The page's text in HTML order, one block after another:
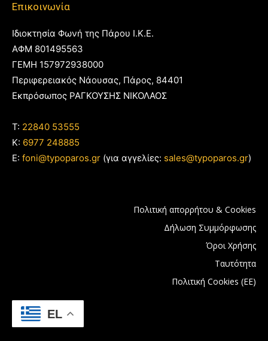
Επικοινωνία
Ιδιοκτησία Φωνή της Πάρου Ι.Κ.Ε.
ΑΦΜ 801495563
ΓΕΜΗ 157972938000
Περιφερειακός Νάουσας, Πάρος, 84401
Εκπρόσωπος ΡΑΓΚΟΥΣΗΣ ΝΙΚΟΛΑΟΣ
T: 22840 53555
Κ: 6977 248885
E: foni@typoparos.gr (για αγγελίες: sales@typoparos.gr)
Πολιτική απορρήτου & Cookies
Δήλωση Συμμόρφωσης
Όροι Χρήσης
Ταυτότητα
Πολιτική Cookies (ΕΕ)
EL